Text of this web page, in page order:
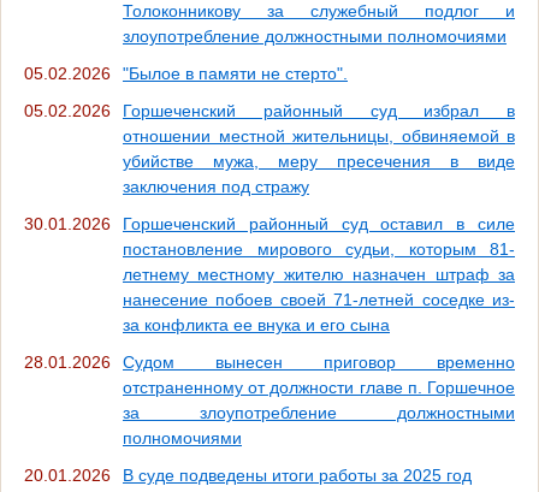
Толоконникову за служебный подлог и
злоупотребление должностными полномочиями
05.02.2026
"Былое в памяти не стерто".
05.02.2026
Горшеченский районный суд избрал в
отношении местной жительницы, обвиняемой в
убийстве мужа, меру пресечения в виде
заключения под стражу
30.01.2026
Горшеченский районный суд оставил в силе
постановление мирового судьи, которым 81-
летнему местному жителю назначен штраф за
нанесение побоев своей 71-летней соседке из-
за конфликта ее внука и его сына
28.01.2026
Судом вынесен приговор временно
отстраненному от должности главе п. Горшечное
за злоупотребление должностными
полномочиями
20.01.2026
В суде подведены итоги работы за 2025 год